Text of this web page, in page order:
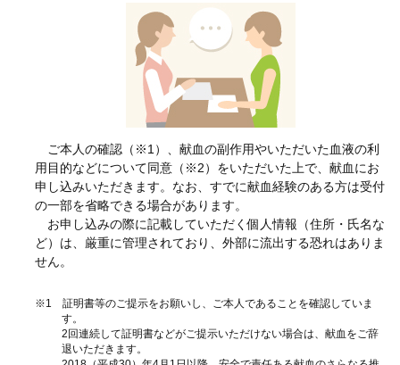
ご本人の確認（※1）、献血の副作用やいただいた血液の利
用目的などについて同意（※2）をいただいた上で、献血にお
申し込みいただきます。なお、すでに献血経験のある方は受付
の一部を省略できる場合があります。
お申し込みの際に記載していただく個人情報（住所・氏名な
ど）は、厳重に管理されており、外部に流出する恐れはありま
せん。
※1 証明書等のご提示をお願いし、ご本人であることを確認していま
す。
2回連続して証明書などがご提示いただけない場合は、献血をご辞
退いただきます。